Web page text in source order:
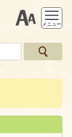
支援ツー
メニュー